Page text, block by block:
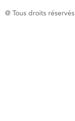
@ Tous droits réservés